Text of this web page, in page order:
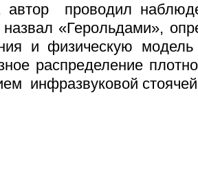
автор проводил
«Герольдами»,
и физическую
распределение
инфразвуковой